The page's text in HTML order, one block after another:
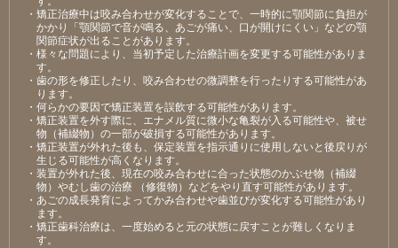
・矯正治療中は咬み合わせが変化することで、一時的に顎関節に負担が
かかり「顎関節で音が鳴る、あごが痛い、口が開けにくい」などの顎
関節症状が出ることがあります。
・様々な問題により、当初予定した治療計画を変更する可能性がありま
す。
・歯の形を修正したり、咬み合わせの微調整を行ったりする可能性があ
ります。
・何らかの要因で矯正装置を誤飲する可能性があります。
・矯正装置を外す際に、エナメル質に微小な亀裂が入る可能性や、被せ
物（補綴物）の一部が破損する可能性があります。
・矯正装置が外れた後も、保定装置を指示通りに使用しないと後戻りが
生じる可能性が高くなります。
・装置が外れた後、現在の咬み合わせに合った状態のかぶせ物（補綴
物）やむし歯の治療 （修復物）などをやり直す可能性があります。
・あごの成長発育によってかみ合わせや歯並びが変化する可能性があり
ます。
・矯正歯科治療は、一度始めると元の状態に戻すことが難しくなりま
す。